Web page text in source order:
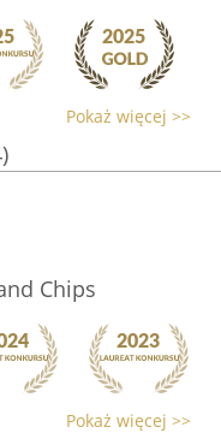
Pokaż więcej >>
Chips
Pokaż więcej >>